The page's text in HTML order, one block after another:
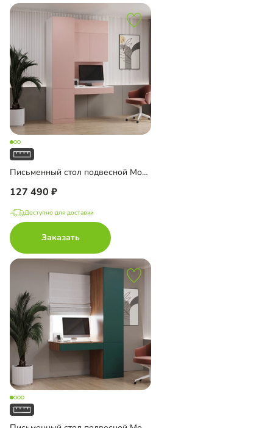
Письменный стол подвесной Мобаро-10
127 490
Доступно для доставки
Заказать